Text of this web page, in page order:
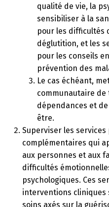
qualité de vie, la
sensibiliser à la
pour les difficultés
déglutition, et les
pour les conseils
prévention des
Le cas échéant,
communautaire
dépendances et
être.
Superviser les services
complémentaires qui
aux personnes et aux
difficultés
psychologiques. Ces
interventions
soins axés sur la